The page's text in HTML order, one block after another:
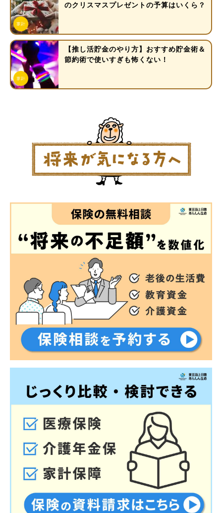
のクリスマスプレゼントの予算はいくら？
【推し活貯金のやり方】おすすめ貯金術＆
節約術で使いすぎも怖くない！